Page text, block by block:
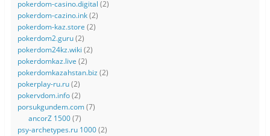
pokerdom-casino.digital (2)
pokerdom-cazino.ink(2)
pokerdom-kaz.store (2)
pokerdom2.guru(2)
pokerdom24kz.wiki (2)
pokerdomkaz.live (2)
pokerdomkazahstan.biz (2)
pokerplay-ru.ru(2)
pokervdom.info(2)
porsukgundem.com(7)
ancorZ 1500(7)
psy-archetypes.ru 1000(2)